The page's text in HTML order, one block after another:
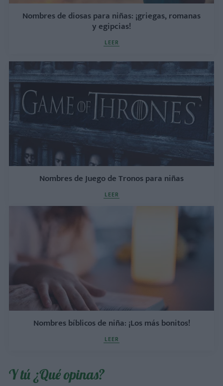
Nombres de diosas para niñas: ¡griegas, romanas
y egipcias!
LEER
Nombres de Juego de Tronos para niñas
LEER
Nombres bíblicos de niña: ¡Los más bonitos!
LEER
Y tú ¿Qué opinas?